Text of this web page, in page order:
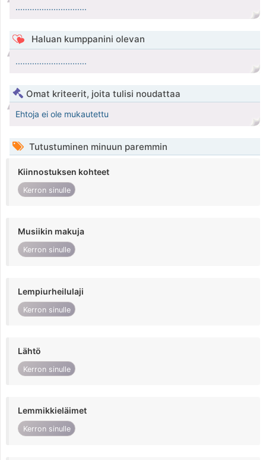
..............................
Haluan kumppanini olevan
..............................
Omat kriteerit, joita tulisi noudattaa
Ehtoja ei ole mukautettu
Tutustuminen minuun paremmin
Kiinnostuksen kohteet
Kerron sinulle
Musiikin makuja
Kerron sinulle
Lempiurheilulaji
Kerron sinulle
Lähtö
Kerron sinulle
Lemmikkieläimet
Kerron sinulle